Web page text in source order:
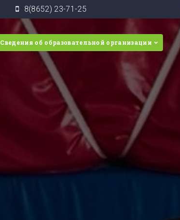
8(8652) 23-71-25
Сведения об образовательной организации